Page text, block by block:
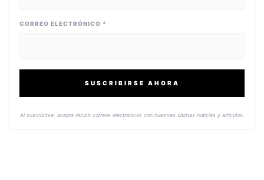
CORREO ELECTRÓNICO *
SUSCRIBIRSE AHORA
Al suscribirse, acepta recibir correos electrónicos con nuestras últimas noticias y artículos.